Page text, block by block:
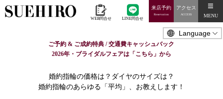
WEB問合せ LINE問合せ
来店予約
Reservation
アクセス
ACCESS MENU
ご予約 & ご成約特典 / 交通費キャッシュバック
2026年・ブライダルフェアは「こちら」から
婚約指輪の価格は？ダイヤのサイズは？
婚約指輪のあらゆる「平均」、お教えします！